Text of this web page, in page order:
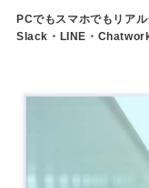
PCでもスマホでもリア
Slack・LINE・Chatwork